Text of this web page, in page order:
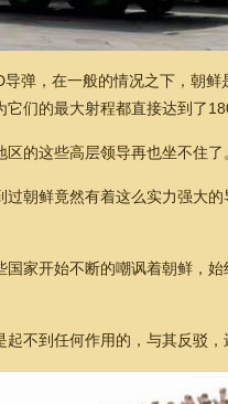
弹，在一般的情况之下，朝
们的最大射程都直接达到了
的这些高层领导再也坐不住了
朝鲜竟然有着这么实力强大
家开始不断的嘲讽着朝鲜，
起不到任何作用的，与其反驳